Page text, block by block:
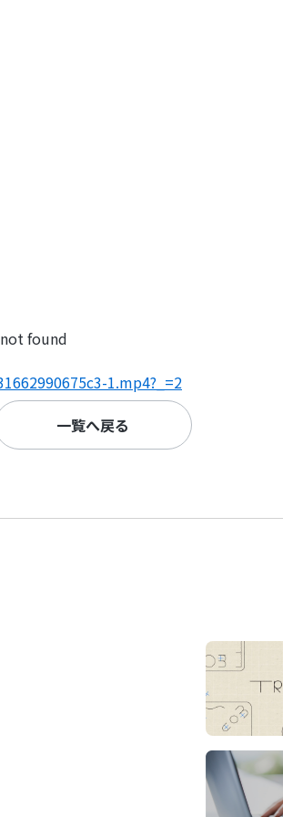
found
1.mp4?_=2
一覧へ戻る